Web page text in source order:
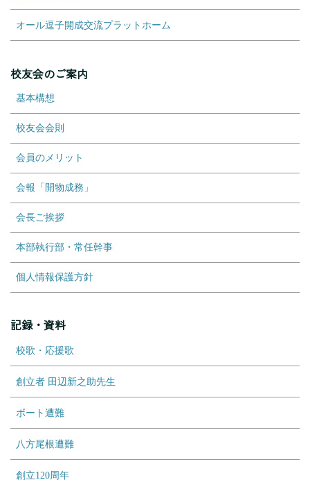
オール逗子開成交流プラットホーム
校友会のご案内
基本構想
校友会会則
会員のメリット
会報「開物成務」
会長ご挨拶
本部執行部・常任幹事
個人情報保護方針
記録・資料
校歌・応援歌
創立者 田辺新之助先生
ボート遭難
八方尾根遭難
創立120周年